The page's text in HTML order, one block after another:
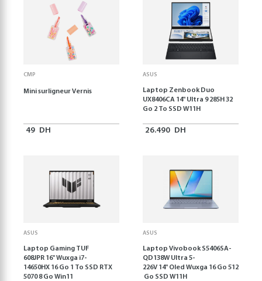
CMP
Mini surligneur Vernis
49 DH
ASUS
Laptop Zenbook Duo
UX8406CA 14'' Ultra 9 285H 32
Go 2 To SSD W11H
26.490 DH
ASUS
Laptop Gaming TUF
608JPR 16'' Wuxga i7-
14650HX 16 Go 1 To SSD RTX
5070 8 Go Win11
ASUS
Laptop Vivobook S5406SA-
QD138W Ultra 5-
226V 14" Oled Wuxga 16 Go 512
Go SSD W11H